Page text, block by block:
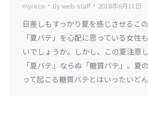
myreco Byweb-staff 2018年6月11日
日差しもすっかり夏を感じさせるこ
「夏バテ」を心配に思っている女性
いでしょうか。しかし、この夏注意し
「夏バテ」ならぬ「糖質バテ」。夏
って起こる糖質バテとはいったいど